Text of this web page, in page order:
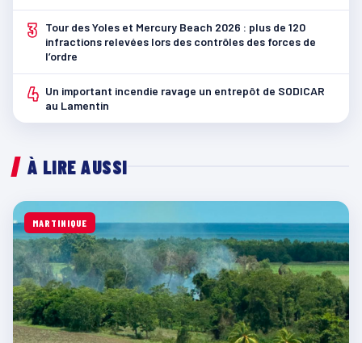
3
Tour des Yoles et Mercury Beach 2026 : plus de 120
infractions relevées lors des contrôles des forces de
l’ordre
4 Un important incendie ravage un entrepôt de SODICAR
au Lamentin
À LIRE AUSSI
MARTINIQUE